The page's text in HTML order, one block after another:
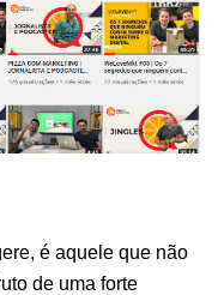
é aquele que não
de uma forte